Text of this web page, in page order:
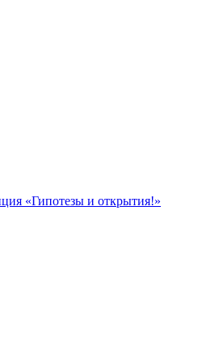
«Гипотезы и открытия!»